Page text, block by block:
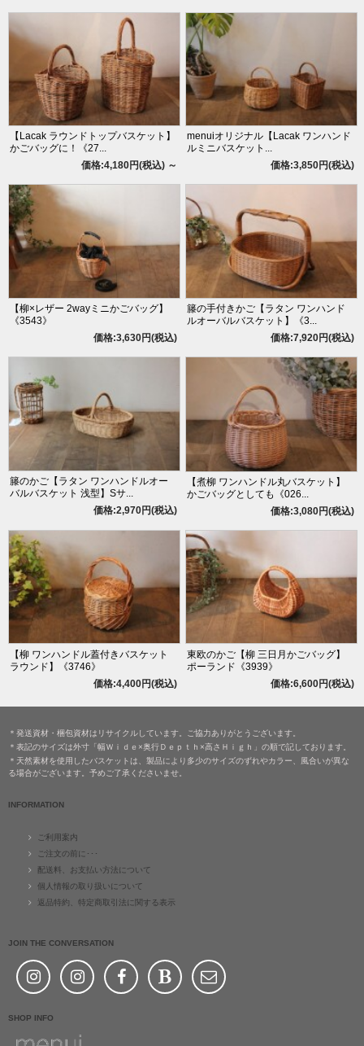
【Lacak ラウンドトップバスケット】
かごバッグに！《27...
価格:4,180円(税込) ～
menuiオリジナル【Lacak ワンハンド
ルミニバスケット...
価格:3,850円(税込)
【柳×レザー 2wayミニかごバッグ】
《3543》
価格:3,630円(税込)
籐の手付きかご【ラタン ワンハンド
ルオーバルバスケット】《3...
価格:7,920円(税込)
籐のかご【ラタン ワンハンドルオー
バルバスケット 浅型】Sサ...
価格:2,970円(税込)
【煮柳 ワンハンドル丸バスケット】
かごバッグとしても《026...
価格:3,080円(税込)
【柳 ワンハンドル蓋付きバスケット
ラウンド】《3746》
価格:4,400円(税込)
東欧のかご【柳 三日月かごバッグ】
ポーランド《3939》
価格:6,600円(税込)
＊発送資材・梱包資材はリサイクルしています。ご協力ありがとうございます。
＊表記のサイズは外寸「幅Ｗｉｄｅ×奥行Ｄｅｐｔｈ×高さＨｉｇｈ」の順で記しております。
＊天然素材を使用したバスケットは、製品により多少のサイズのずれやカラー、風合いが異な
る場合がございます。予めご了承くださいませ。
INFORMATION
ご利用案内
ご注文の前に･･･
配送料、お支払い方法について
個人情報の取り扱いについて
返品特約、特定商取引法に関する表示
JOIN THE CONVERSATION
SHOP INFO